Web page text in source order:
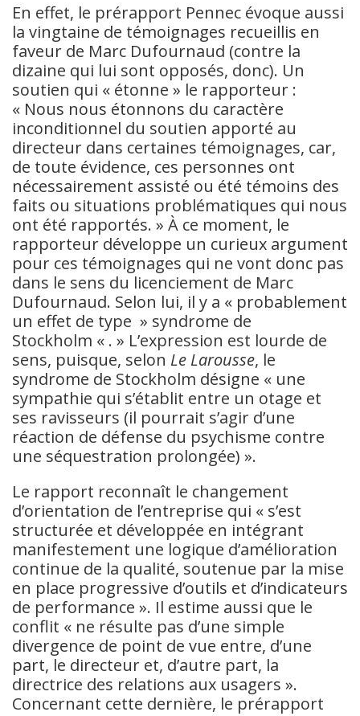
En effet, le prérapport Pennec évoque aussi
la vingtaine de témoignages recueillis en
faveur de Marc Dufournaud (contre la
dizaine qui lui sont opposés, donc). Un
soutien qui « étonne » le rapporteur :
« Nous nous étonnons du caractère
inconditionnel du soutien apporté au
directeur dans certaines témoignages, car,
de toute évidence, ces personnes ont
nécessairement assisté ou été témoins des
faits ou situations problématiques qui nous
ont été rapportés. » À ce moment, le
rapporteur développe un curieux argument
pour ces témoignages qui ne vont donc pas
dans le sens du licenciement de Marc
Dufournaud. Selon lui, il y a « probablement
un effet de type » syndrome de
Stockholm « . » L’expression est lourde de
sens, puisque, selon Le Larousse, le
syndrome de Stockholm désigne « une
sympathie qui s’établit entre un otage et
ses ravisseurs (il pourrait s’agir d’une
réaction de défense du psychisme contre
une séquestration prolongée) ».
Le rapport reconnaît le changement
d’orientation de l’entreprise qui « s’est
structurée et développée en intégrant
manifestement une logique d’amélioration
continue de la qualité, soutenue par la mise
en place progressive d’outils et d’indicateurs
de performance ». Il estime aussi que le
conflit « ne résulte pas d’une simple
divergence de point de vue entre, d’une
part, le directeur et, d’autre part, la
directrice des relations aux usagers ».
Concernant cette dernière, le prérapport